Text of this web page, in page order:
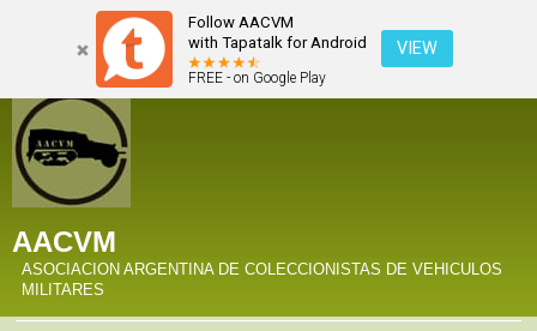
Follow AACVM
with Tapatalk for Android
FREE - on Google Play
VIEW
AACVM
ASOCIACION ARGENTINA DE COLECCIONISTAS DE VEHICULOS
MILITARES